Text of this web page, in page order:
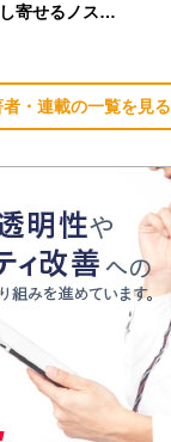
寄せるノス…
者・連載の一覧を見る